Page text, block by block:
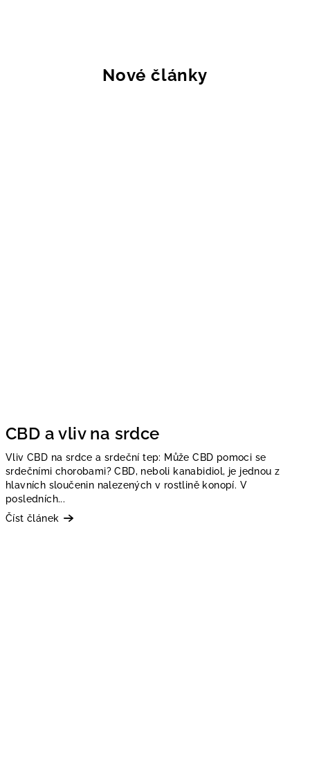
Nové články
CBD a vliv na srdce
Vliv CBD na srdce a srdeční tep: Může CBD pomoci se
srdečními chorobami? CBD, neboli kanabidiol, je jednou z
hlavních sloučenin nalezených v rostlině konopí. V
posledních...
Číst článek